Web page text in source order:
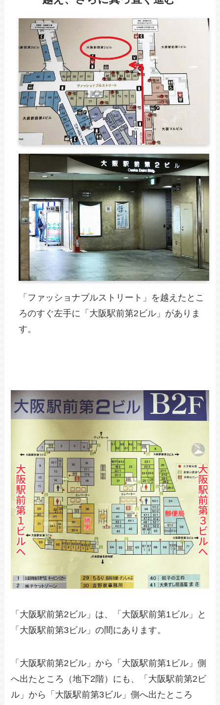
「ファッショナブルストリート」を越えたとこ
ろのすぐ左手に「大阪駅前第2ビル」がありま
す。
「大阪駅前第2ビル」は、「大阪駅前第1ビル」と
「大阪駅前第3ビル」の間にあります。
「大阪駅前第2ビル」から「大阪駅前第1ビル」側
へ出たところ（地下2階）にも、「大阪駅前第2ビ
ル」から「大阪駅前第3ビル」側へ出たところ